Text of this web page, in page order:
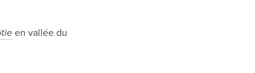
en vallée du